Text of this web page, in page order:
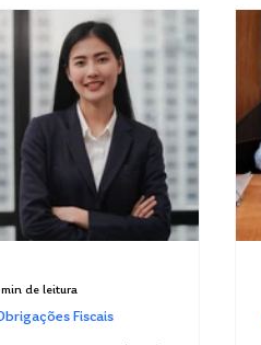
tributária
Fiscais
de leitura